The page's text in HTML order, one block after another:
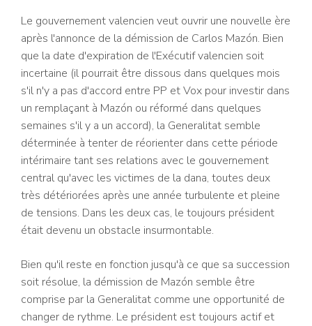
Le gouvernement valencien veut ouvrir une nouvelle ère
après l'annonce de la démission de Carlos Mazón. Bien
que la date d'expiration de l'Exécutif valencien soit
incertaine (il pourrait être dissous dans quelques mois
s'il n'y a pas d'accord entre PP et Vox pour investir dans
un remplaçant à Mazón ou réformé dans quelques
semaines s'il y a un accord), la Generalitat semble
déterminée à tenter de réorienter dans cette période
intérimaire tant ses relations avec le gouvernement
central qu'avec les victimes de la dana, toutes deux
très détériorées après une année turbulente et pleine
de tensions. Dans les deux cas, le toujours président
était devenu un obstacle insurmontable.
Bien qu'il reste en fonction jusqu'à ce que sa succession
soit résolue, la démission de Mazón semble être
comprise par la Generalitat comme une opportunité de
changer de rythme. Le président est toujours actif et